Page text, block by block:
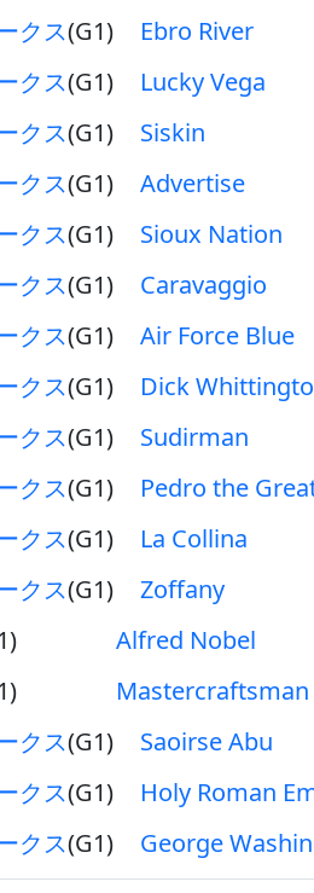
クス(G1)
Ebro River
クス(G1)
Lucky Vega
クス(G1)
Siskin
クス(G1)
Advertise
クス(G1)
Sioux Nation
クス(G1)
Caravaggio
クス(G1)
Air Force Blue
クス(G1)
Dick
クス(G1)
Sudirman
クス(G1)
Pedro the
クス(G1)
La Collina
クス(G1)
Zoffany
Alfred Nobel
Mastercraftsman
クス(G1)
Saoirse Abu
クス(G1)
Holy Roman
クス(G1) George